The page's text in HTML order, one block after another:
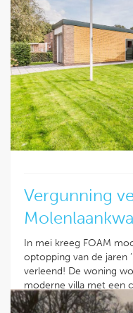
Vergunning
In mei kreeg FOAM
optopping van de jaren
verleend! De woning
moderne villa met een
uitstraling.